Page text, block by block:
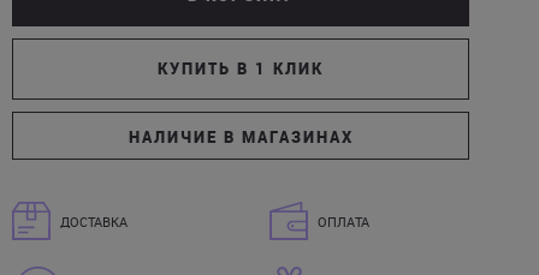
КУПИТЬ В 1 КЛИК
НАЛИЧИЕ В МАГАЗИНАХ
ДОСТАВКА ОПЛАТА